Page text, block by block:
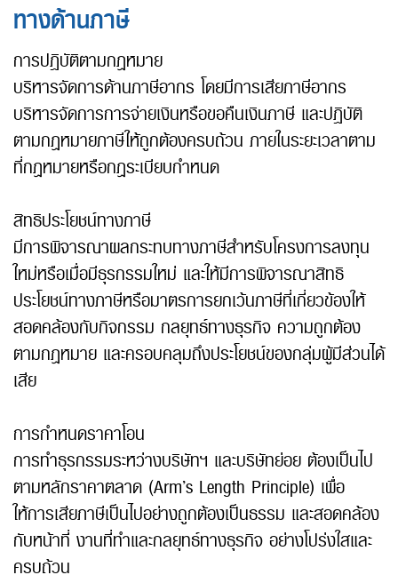
ทางด้านภาษี
การปฏิบัติตามกฎหมาย
บริหารจัดการด้านภาษีอากร โดยมีการเสียภาษีอากร
บริหารจัดการการจ่ายเงินหรือขอคืนเงินภาษี และปฏิบัติ
ตามกฎหมายภาษีให้ถูกต้องครบถ้วน ภายในระยะเวลาตาม
ที่กฎหมายหรือกฎระเบียบกำหนด
สิทธิประโยชน์ทางภาษี
มีการพิจารณาผลกระทบทางภาษีสำหรับโครงการลงทุน
ใหม่หรือเมื่อมีธุรกรรมใหม่ และให้มีการพิจารณาสิทธิ
ประโยชน์ทางภาษีหรือมาตรการยกเว้นภาษีที่เกี่ยวข้องให้
สอดคล้องกับกิจกรรม กลยุทธ์ทางธุรกิจ ความถูกต้อง
ตามกฎหมาย และครอบคลุมถึงประโยชน์ของกลุ่มผู้มีส่วนได้
เสีย
การกำหนดราคาโอน
การทำธุรกรรมระหว่างบริษัทฯ และบริษัทย่อย ต้องเป็นไป
ตามหลักราคาตลาด (Arm’s Length Principle) เพื่อ
ให้การเสียภาษีเป็นไปอย่างถูกต้องเป็นธรรม และสอดคล้อง
กับหน้าที่ งานที่ทำและกลยุทธ์ทางธุรกิจ อย่างโปร่งใสและ
ครบถ้วน